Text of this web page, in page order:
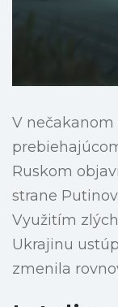
V nečakanom
Ruskom
strane
Využitím
Ukrajinu
zmenila